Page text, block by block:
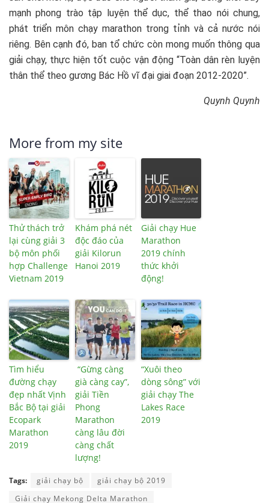
mạnh phong trào tập luyện thể dục, thể thao nói chung,
phát triển môn chạy marathon trong tỉnh và cả nước nói
riêng. Bên cạnh đó, ban tổ chức còn mong muốn thông qua
giải chạy, thực hiện tốt cuộc vận động “Toàn dân rèn luyện
thân thể theo gương Bác Hồ vĩ đại giai đoạn 2012-2020”.
Quynh Quynh
More from my site
Thử thách trở
lại cùng giải 3
bộ môn phối
hợp Challenge
Vietnam 2019
Khám phá nét
độc đáo của
giải Kilorun
Hanoi 2019
Giải chạy Hue
Marathon
2019 chính
thức khởi
động!
Tìm hiểu
đường chạy
đẹp nhất Vịnh
Bắc Bộ tại giải
Ecopark
Marathon
2019
“Gừng càng
già càng cay”,
giải Tiền
Phong
Marathon
càng lâu đời
càng chất
lượng!
“Xuôi theo
dòng sông” với
giải chạy The
Lakes Race
2019
Tags: giải chạy bộ
giải chạy bộ 2019
Giải chạy Mekong Delta Marathon